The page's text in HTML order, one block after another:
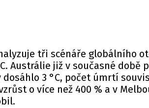
tři scénáře globálního
Austrálie již v současné době
dosáhlo 3 °C, počet úmrtí
o více než 400 % a v